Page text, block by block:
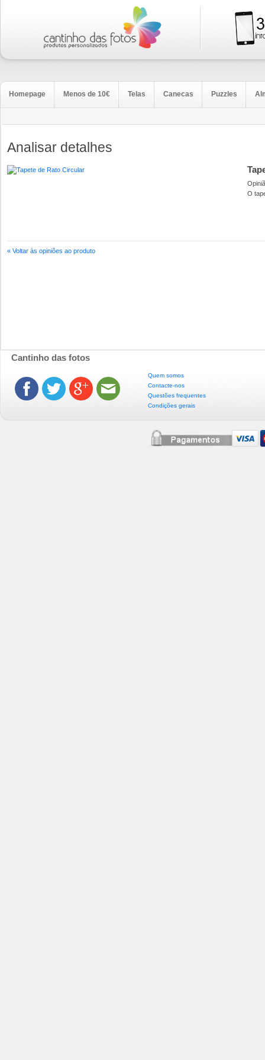
Homepage Menos de 10€ Telas Canecas Puzzles
Analisar detalhes
O
« Voltar às opiniões ao produto
Cantinho das fotos
Quem somos
Contacte-nos
Questões frequentes
Condições gerais